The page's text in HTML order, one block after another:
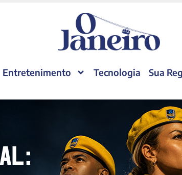
Entretenimento Tecnologia Sua